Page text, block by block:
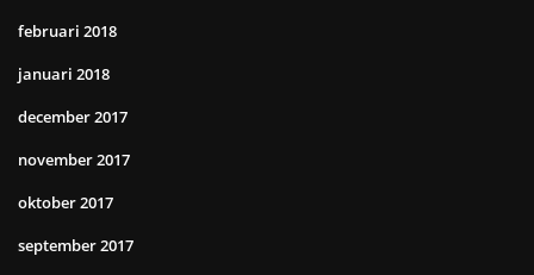
februari 2018
januari 2018
december 2017
november 2017
oktober 2017
september 2017